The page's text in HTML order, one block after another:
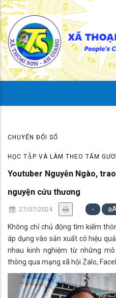
Skip
to
main
content
CHUYỂN ĐỔI SỐ
HỌC TẬP VÀ LÀM THEO TẤM
Youtuber Nguyễn Ngào,
nguyện cứu thương
27/07/2024 - aA
Không chỉ chủ động tìm kiếm
áp dụng vào sản xuất có hiệu
nhau kinh nghiệm từ những
thông qua mạng xã hội Zalo,